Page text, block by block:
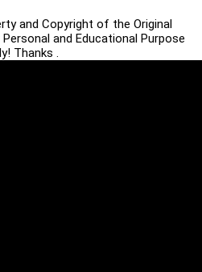
and Copyright of the Original
and Educational Purpose
Thanks .